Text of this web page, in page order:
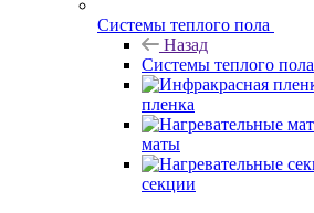
Системы теплого пола
Назад
Системы теплого пола
пленка
маты
секции